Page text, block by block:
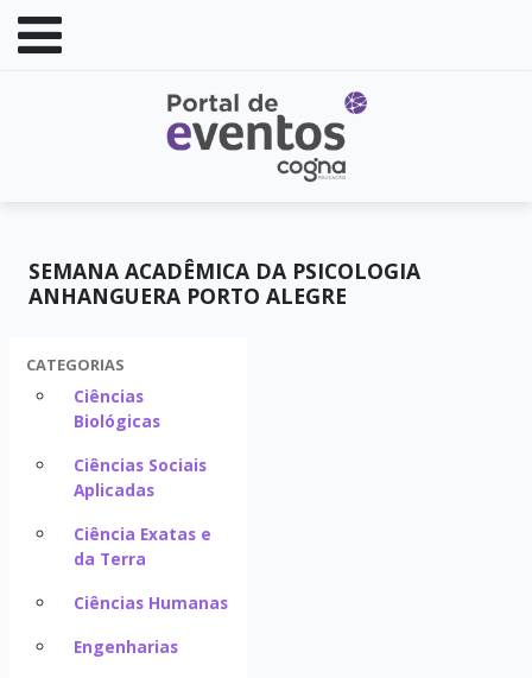
SEMANA ACADÊMICA DA PSICOLOGIA
ANHANGUERA PORTO ALEGRE
CATEGORIAS
Ciências
Biológicas
Ciências Sociais
Aplicadas
Ciência Exatas e
da Terra
Ciências Humanas
Engenharias